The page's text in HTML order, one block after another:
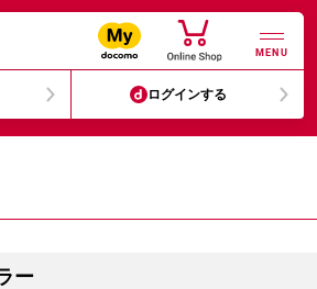
MENU
ログインする
ー